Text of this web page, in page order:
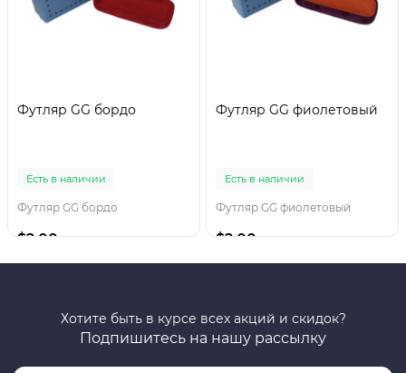
Футляр GG бордо
Есть в наличии
Футляр GG бордо
$2.00
Футляр GG фиолетовый
Есть в наличии
Футляр GG фиолетовый
$2.00
Хотите быть в курсе всех акций и скидок?
Подпишитесь на нашу рассылку